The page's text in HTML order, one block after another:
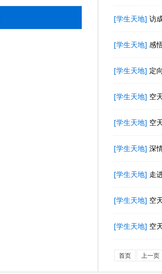
[学生天地] 访成
[学生天地] 感悟
[学生天地] 定向
[学生天地] 空
[学生天地] 空天
[学生天地] 深
[学生天地] 走
[学生天地] 空
[学生天地] 空
首页 上一页